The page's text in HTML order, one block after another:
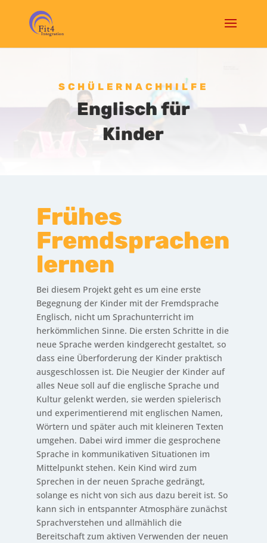
SCHÜLERNACHHILFE
Englisch für
Kinder
Frühes
Fremdsprachen
lernen
Bei diesem Projekt geht es um eine erste
Begegnung der Kinder mit der Fremdsprache
Englisch, nicht um Sprachunterricht im
herkömmlichen Sinne. Die ersten Schritte in die
neue Sprache werden kindgerecht gestaltet, so
dass eine Überforderung der Kinder praktisch
ausgeschlossen ist. Die Neugier der Kinder auf
alles Neue soll auf die englische Sprache und
Kultur gelenkt werden, sie werden spielerisch
und experimentierend mit englischen Namen,
Wörtern und später auch mit kleineren Texten
umgehen. Dabei wird immer die gesprochene
Sprache in kommunikativen Situationen im
Mittelpunkt stehen. Kein Kind wird zum
Sprechen in der neuen Sprache gedrängt,
solange es nicht von sich aus dazu bereit ist. So
kann sich in entspannter Atmosphäre zunächst
Sprachverstehen und allmählich die
Bereitschaft zum aktiven Verwenden der neuen